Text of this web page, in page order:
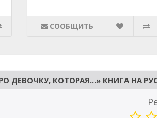
СООБЩИТЬ
ДЕВОЧКУ, КОТОРАЯ...» КНИГА НА